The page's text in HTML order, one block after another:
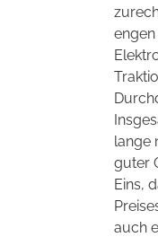
lange
guter
Eins,
auch